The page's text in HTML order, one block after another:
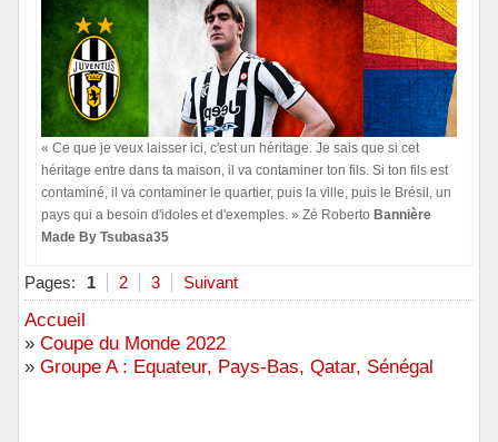
« Ce que je veux laisser ici, c'est un héritage. Je sais que si cet
héritage entre dans ta maison, il va contaminer ton fils. Si ton fils est
contaminé, il va contaminer le quartier, puis la ville, puis le Brésil, un
pays qui a besoin d'idoles et d'exemples. » Zé Roberto Bannière
Made By Tsubasa35
Hors ligne
Pages: 1 2 3 Suivant
Accueil
» Coupe du Monde 2022
» Groupe A : Equateur, Pays-Bas, Qatar, Sénégal